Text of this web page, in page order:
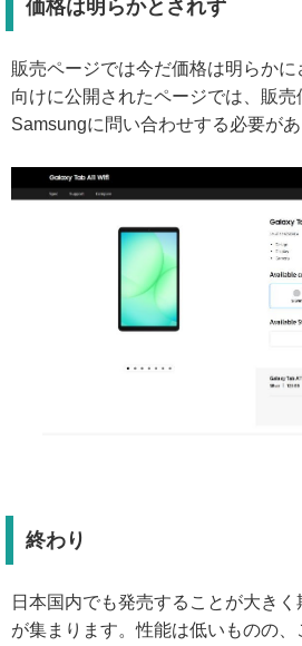
価格は明らかとされず
販売ページでは今だ価格は明らかに
向けに公開されたページでは、販
Samsungに問い合わせする必要があ
終わり
日本国内でも発売することが大き
が集まります。性能は低いものの